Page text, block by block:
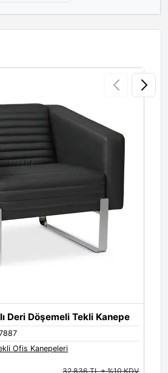
Deri Döşemeli Tekli Kanepe
Ofis Kanepeleri
32.836 TL + %10 KDV